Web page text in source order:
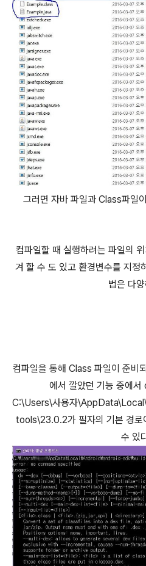
그러면 자바 파일과 Class파일
컴파일할 때 실행하려는 파일의
겨 할 수 도 있고 환경변수를 지정
법은 다
컴파일을 통해 Class 파일이 준비
에서 깔았던 기능 중에서
C:\Users\사용자
tools\23.0.2가 필자의 기본 경
수 있